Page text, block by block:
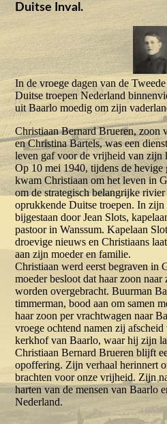
Duitse Inval.
In de vroege dagen van de
Duitse troepen Nederland
uit Baarlo moedig om zijn
Christiaan Bernard Brueren, zoon
en Christina Bartels, was een
leven gaf voor de vrijheid van zijn
Op 10 mei 1940, tijdens de hevige
kwam Christiaan om het leven in
om de strategisch belangrijke
oprukkende Duitse troepen. In zijn
bijgestaan door Jean Slots,
pastoor in Wanssum. Kapelaan
droevige nieuws en Christiaans
aan zijn moeder en familie.
Christiaan werd eerst begraven in
moeder besloot dat haar zoon
worden overgebracht. Buurman
timmerman, bood aan om samen
haar zoon per vrachtwagen naar
vroege ochtend namen zij
kerkhof van Baarlo, waar hij zijn
Christiaan Bernard Brueren blijft
opoffering. Zijn verhaal herinnert
brachten voor onze vrijheid. Zijn
harten van de mensen van Baarlo
Nederland.